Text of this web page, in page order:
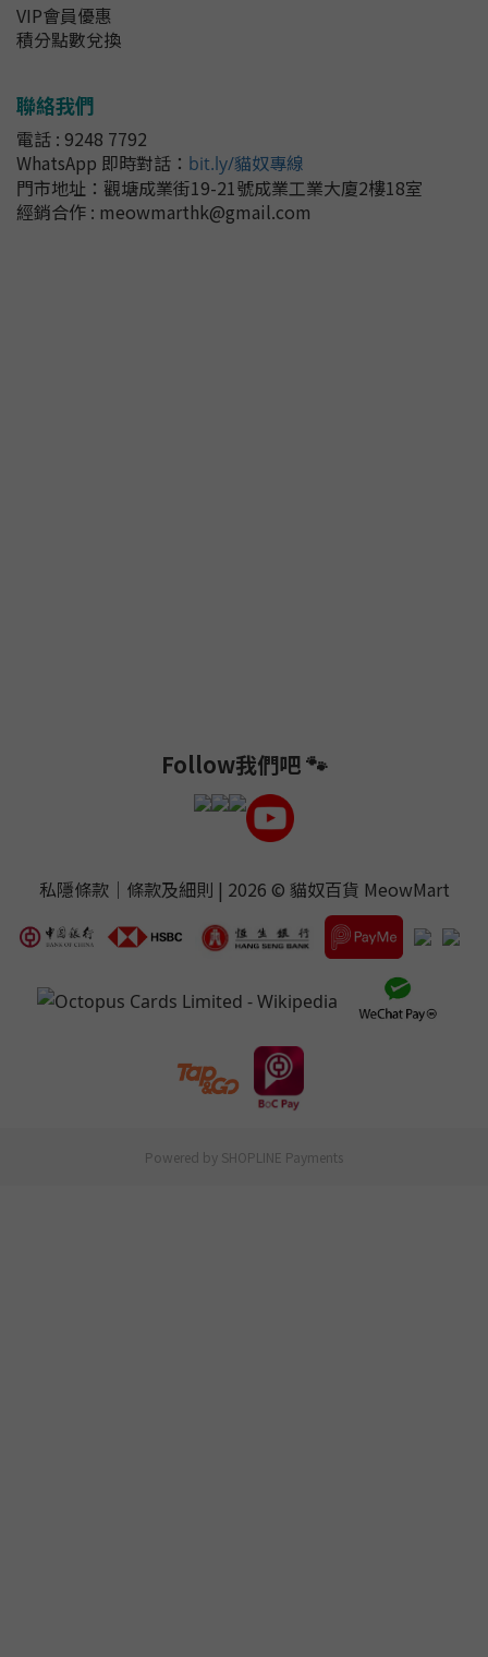
VIP會員優惠
積分點數兌換
聯絡我們
電話 : 9248 7792
WhatsApp 即時對話 ： bit.ly/貓奴專線
門市地址： 觀塘成業街19-21號成業工業大廈2樓18室
經銷合作 : meowmarthk@gmail.com
Follow我們吧 🐾
私隱條款｜ 條款及細則 | 2026 © 貓奴百貨 MeowMart
Powered by SHOPLINE Payments